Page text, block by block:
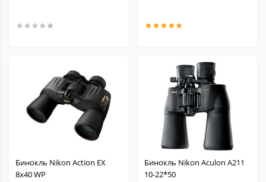
Бинокль Nikon Action EX
8x40 WP
Бинокль Nikon Aculon A211
10-22*50